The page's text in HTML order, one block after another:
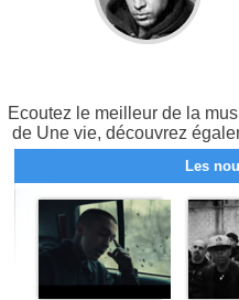
Ecoutez le meilleur de la
de Une vie, découvrez
Les